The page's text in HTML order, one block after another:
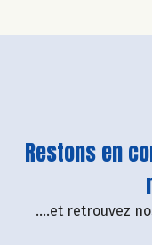
Restons en
....et retrouvez